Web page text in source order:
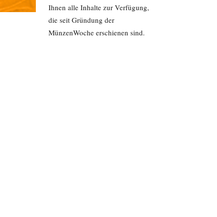
Ihnen alle Inhalte zur Verfügung,
die seit Gründung der
MünzenWoche erschienen sind.